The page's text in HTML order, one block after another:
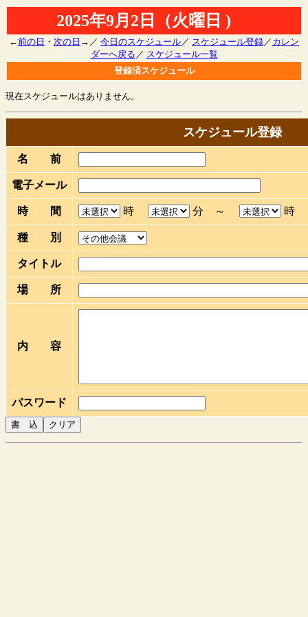
2025年9月2日（火曜日 )
←前の日 ・ 次の日 →／ 今日のスケジュール／ スケジュール登録／ カレン
ダーへ戻る ／ スケジュール一覧
登録済スケジュール
現在スケジュールはありません。
スケジュール登録
名 前
電子メール
時 間 時 分 ～ 時
種 別
タイトル
場 所
内 容
パスワード